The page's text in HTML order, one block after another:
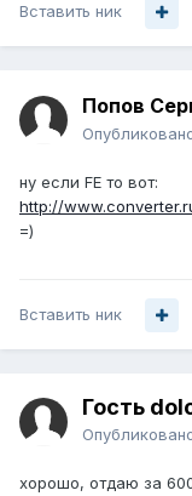
Вставить ник
Попов
ну если FE то вот:
http://
=)
Вставить ник
Гость
хорошо, отдаю за